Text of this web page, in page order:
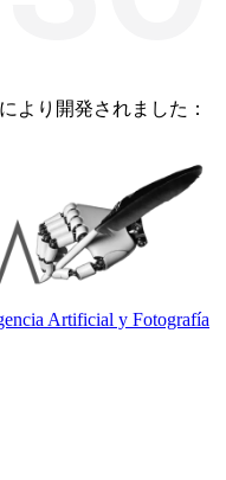
より開発されました：
Artificial y Fotografía